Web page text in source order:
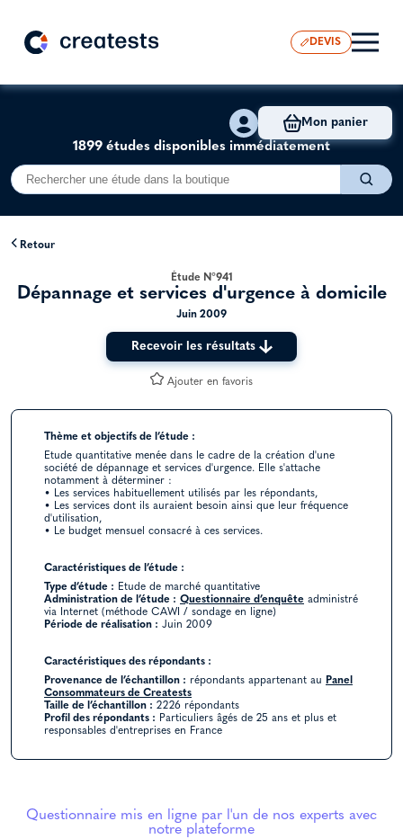
DEVIS
1899 études disponibles immédiatement
Mon panier
Retour
Étude N°941
Dépannage et services d'urgence à domicile
Juin 2009
Recevoir les résultats
Ajouter en favoris
Thème et objectifs de l’étude :
Etude quantitative menée dans le cadre de la création d'une
société de dépannage et services d'urgence. Elle s'attache
notamment à déterminer :
• Les services habituellement utilisés par les répondants,
• Les services dont ils auraient besoin ainsi que leur fréquence
d'utilisation,
• Le budget mensuel consacré à ces services.
Caractéristiques de l’étude :
Type d’étude : Etude de marché quantitative
Administration de l’étude : Questionnaire d’enquête administré
via Internet (méthode CAWI / sondage en ligne)
Période de réalisation : Juin 2009
Caractéristiques des répondants :
Provenance de l’échantillon : répondants appartenant au Panel
Consommateurs de Creatests
Taille de l’échantillon : 2226 répondants
Profil des répondants : Particuliers âgés de 25 ans et plus et
responsables d'entreprises en France
Questionnaire mis en ligne par l'un de nos experts avec
notre plateforme